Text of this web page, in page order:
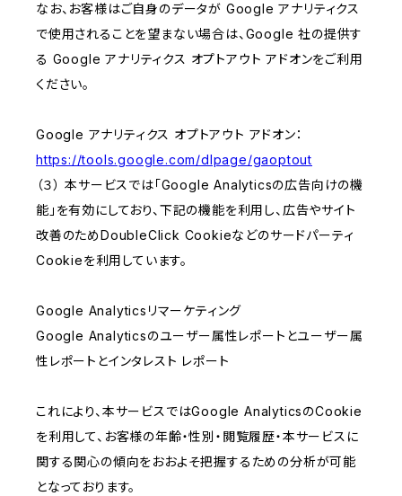
なお、お客様はご自身のデータが Google アナリティクス
で使用されることを望まない場合は、Google 社の提供す
る Google アナリティクス オプトアウト アドオンをご利用
ください。
Google アナリティクス オプトアウト アドオン：
https://tools.google.com/dlpage/gaoptout
（３） 本サービスでは「Google Analyticsの広告向けの機
能」を有効にしており、下記の機能を利用し、広告やサイト
改善のためDoubleClick Cookieなどのサードパーティ
Cookieを利用しています。
Google Analyticsリマーケティング
Google Analyticsのユーザー属性レポートとユーザー属
性レポートとインタレスト レポート
これにより、本サービスではGoogle AnalyticsのCookie
を利用して、お客様の年齢・性別・閲覧履歴・本サービスに
関する関心の傾向をおおよそ把握するための分析が可能
となっております。